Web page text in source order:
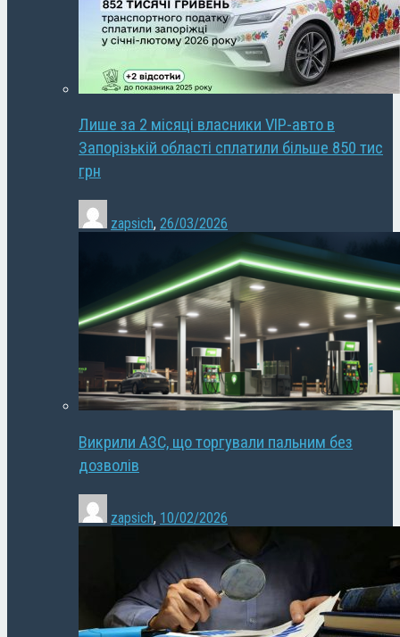
Лише за 2 місяці власники VIP-авто в
Запорізькій області сплатили більше 850 тис
грн
zapsich, 26/03/2026
Викрили АЗС, що торгували пальним без
дозволів
zapsich, 10/02/2026